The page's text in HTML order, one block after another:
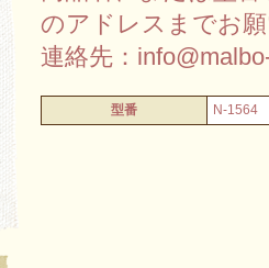
のアドレスまでお
連絡先：
型番 N-1564